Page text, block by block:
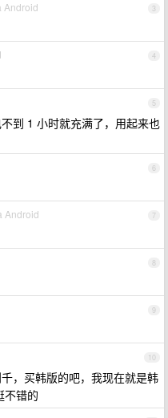
3
Android
4
5
到 1 小时就充满了，用起来也
6
7
Android
8
9
10
，买韩版的吧，我现在就是韩
不错的